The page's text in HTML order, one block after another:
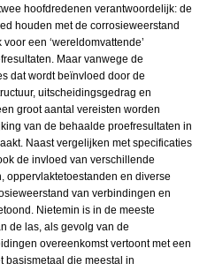
hoofdredenen verantwoordelijk: de
houden met de corrosieweerstand
een ‘wereldomvattende’
Maar vanwege de
dat wordt beïnvloed door de
uitscheidingsgedrag en
groot aantal vereisten worden
van de behaalde proefresultaten in
Naast vergelijken met specificaties
de invloed van verschillende
oppervlaktetoestanden en diverse
van verbindingen en
Nietemin is in de meeste
de las, als gevolg van de
overeenkomst vertoont met een
basismetaal die meestal in